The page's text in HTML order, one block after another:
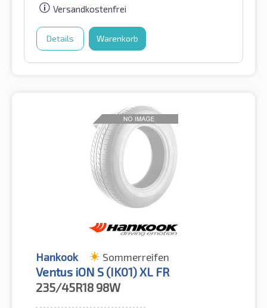
Versandkostenfrei
Details Warenkorb
Hankook Sommerreifen
Ventus iON S ​​(IK01) XL FR
235/45R18 98W